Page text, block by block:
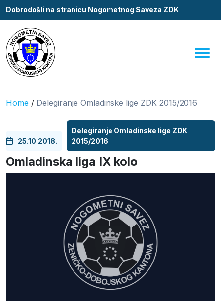
Dobrodošli na stranicu Nogometnog Saveza ZDK
Home / Delegiranje Omladinske lige ZDK 2015/2016
25.10.2018.
Delegiranje Omladinske lige ZDK
2015/2016
Omladinska liga IX kolo